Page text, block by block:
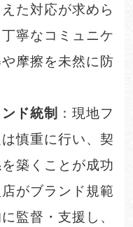
た対応が求めら
寧なコミュニケ
摩擦を未然に防
ド統制
：現地フ
慎重に行い、契
築くことが成功
がブランド規範
監督・支援し、